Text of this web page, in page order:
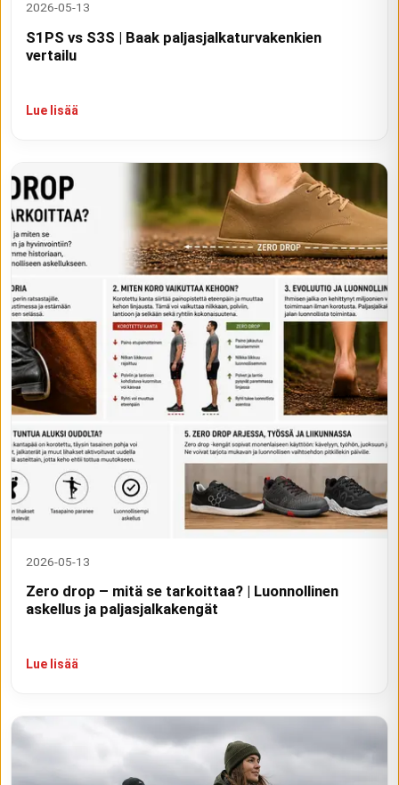
2026-05-13
S1PS vs S3S | Baak paljasjalkaturvakenkien
vertailu
Lue lisää
2026-05-13
Zero drop – mitä se tarkoittaa? | Luonnollinen
askellus ja paljasjalkakengät
Lue lisää